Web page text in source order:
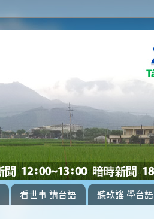
看世事 講台語 聽歌謠 學台語